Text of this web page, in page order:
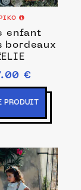
enfant
bordeaux
€
PRODUIT